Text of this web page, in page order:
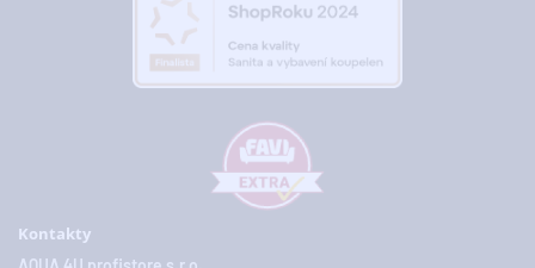
Kontakty